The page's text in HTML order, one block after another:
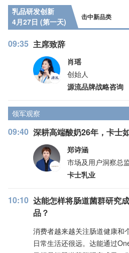
乳品研发创新
4月27日 (第一天)
击中新品类
09:35 主席致辞
肖瑶
创始人
源流品牌战略咨询
领军观察
09:40 深耕高端酸奶26年，卡士
郑诗涵
市场及用户洞察总
卡士乳业
10:10 达能怎样将肠道菌群研究
品？
消费者越来越关注肠道健康和
日常生活还很远。达能通过